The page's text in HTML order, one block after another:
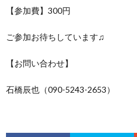
【参加費】300円
ご参加お待ちしています♫
【お問い合わせ】
石橋辰也（090-5243-2653）